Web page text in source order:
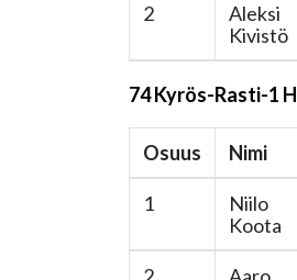
2
Aleksi
Kivistö
74 Kyrös-Rasti-1
Osuus Nimi
1
Niilo
Koota